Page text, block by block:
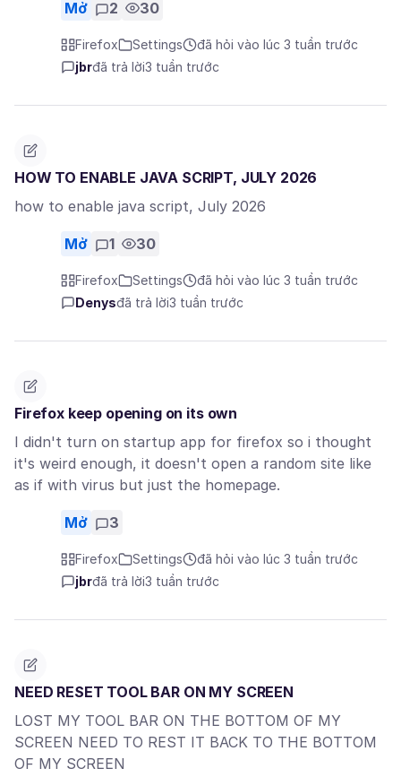
Mở 2 30
Firefox Settings
đã hỏi vào lúc 3 tuần trước
jbrđã trả lời3 tuần trước
HOW TO ENABLE JAVA SCRIPT, JULY 2026
how to enable java script, July 2026
Mở 1 30
Firefox Settings
đã hỏi vào lúc 3 tuần trước
Denysđã trả lời3 tuần trước
Firefox keep opening on its own
I didn't turn on startup app for firefox so i thought
it's weird enough, it doesn't open a random site like
as if with virus but just the homepage.
Mở 3
Firefox Settings
đã hỏi vào lúc 3 tuần trước
jbrđã trả lời3 tuần trước
NEED RESET TOOL BAR ON MY SCREEN
LOST MY TOOL BAR ON THE BOTTOM OF MY
SCREEN NEED TO REST IT BACK TO THE BOTTOM
OF MY SCREEN